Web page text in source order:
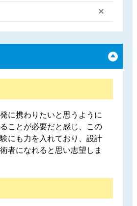
に携わりたいと思うように
ことが必要だと感じ、この
にも力を入れており、設計
者になれると思い志望しま